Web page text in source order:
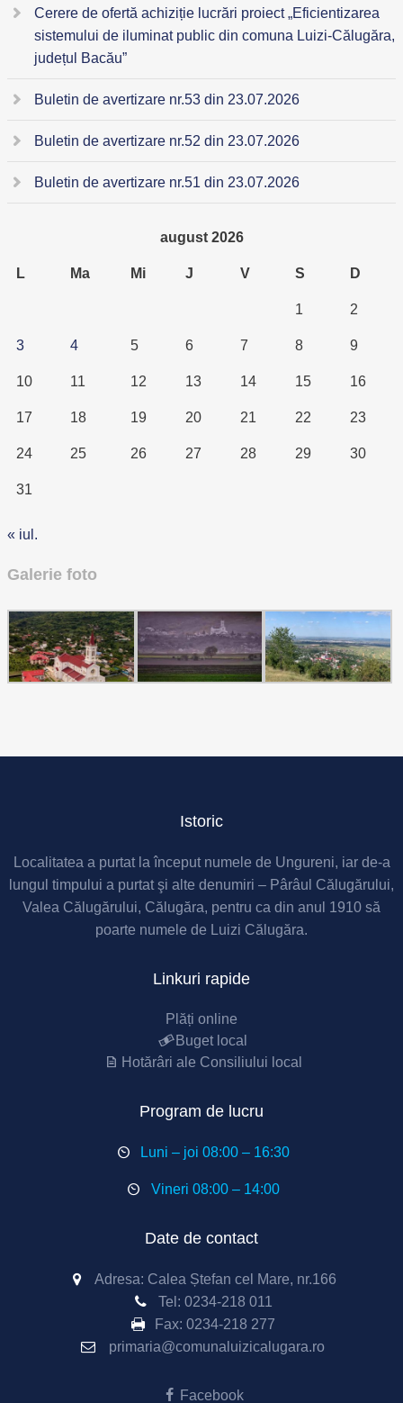
Cerere de ofertă achiziție lucrări proiect „Eficientizarea
sistemului de iluminat public din comuna Luizi-Călugăra,
județul Bacău”
Buletin de avertizare nr.53 din 23.07.2026
Buletin de avertizare nr.52 din 23.07.2026
Buletin de avertizare nr.51 din 23.07.2026
august 2026
L Ma Mi J V S D
1 2
3 4 5 6 7 8 9
10 11 12 13 14 15 16
17 18 19 20 21 22 23
24 25 26 27 28 29 30
31
« iul.
Galerie foto
Istoric
Localitatea a purtat la început numele de Ungureni, iar de-a
lungul timpului a purtat şi alte denumiri – Pârâul Călugărului,
Valea Călugărului, Călugăra, pentru ca din anul 1910 să
poarte numele de Luizi Călugăra.
Linkuri rapide
Plăți online
Buget local
Hotărâri ale Consiliului local
Program de lucru
Luni – joi 08:00 – 16:30
Vineri 08:00 – 14:00
Date de contact
Adresa: Calea Ștefan cel Mare, nr.166
Tel: 0234-218 011
Fax: 0234-218 277
primaria@comunaluizicalugara.ro
Facebook